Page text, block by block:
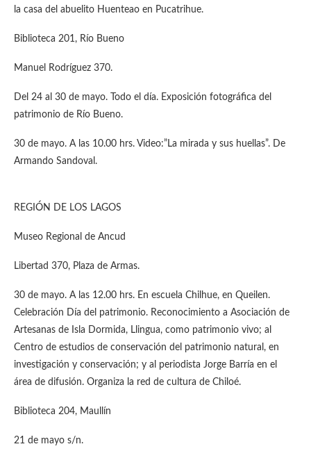
la casa del abuelito Huenteao en Pucatrihue.
Biblioteca 201, Río Bueno
Manuel Rodríguez 370.
Del 24 al 30 de mayo. Todo el día. Exposición fotográfica del
patrimonio de Río Bueno.
30 de mayo. A las 10.00 hrs. Video:”La mirada y sus huellas”. De
Armando Sandoval.
REGIÓN DE LOS LAGOS
Museo Regional de Ancud
Libertad 370, Plaza de Armas.
30 de mayo. A las 12.00 hrs. En escuela Chilhue, en Queilen.
Celebración Día del patrimonio. Reconocimiento a Asociación de
Artesanas de Isla Dormida, Llingua, como patrimonio vivo; al
Centro de estudios de conservación del patrimonio natural, en
investigación y conservación; y al periodista Jorge Barría en el
área de difusión. Organiza la red de cultura de Chiloé.
Biblioteca 204, Maullín
21 de mayo s/n.